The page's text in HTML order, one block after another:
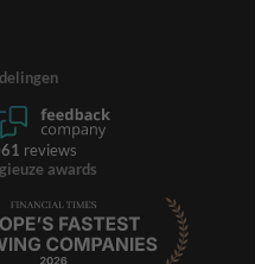
reviews
awards